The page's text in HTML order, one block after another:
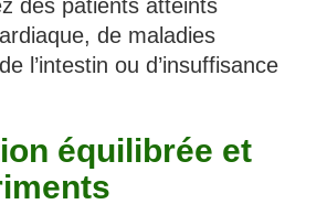
des patients atteints
de maladies
l’intestin ou d’insuffisance
équilibrée et